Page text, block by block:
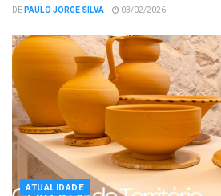
DEPAULO JORGE SILVA 03/02/2026
ATUALIDADE